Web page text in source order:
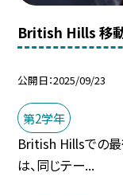
British Hills 移
公開日 2025/09/23
第2学年
British Hillsでの最
は、同じテー...